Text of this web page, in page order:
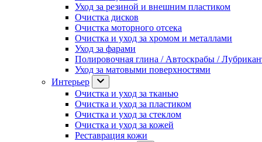
Уход за резиной и внешним пластиком
Очистка дисков
Очистка моторного отсека
Очистка и уход за хромом и металлами
Уход за фарами
Полировочная глина / Автоскрабы /
Уход за матовыми поверхностями
Интерьер
Очистка и уход за тканью
Очистка и уход за пластиком
Очистка и уход за стеклом
Очистка и уход за кожей
Реставрация кожи